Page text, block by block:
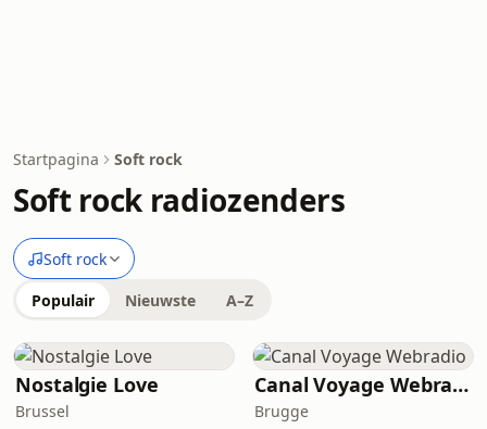
Startpagina Soft rock
Soft rock radiozenders
Soft rock
Populair Nieuwste A–Z
Nostalgie Love
Brussel
Canal Voyage Webradio
Brugge